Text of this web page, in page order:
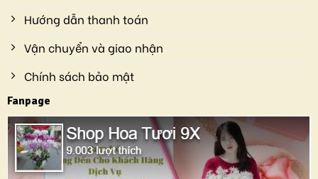
Hướng dẫn thanh toán
Vận chuyển và giao nhận
Chính sách bảo mật
Fanpage